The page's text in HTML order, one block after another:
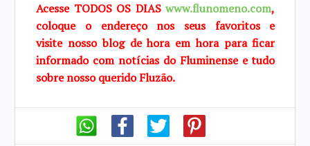
Acesse TODOS OS DIASwww.flunomeno.com,
coloque o endereço nos seus favoritos e
visite nosso blog dehora em hora para ficar
informado com notícias do Fluminense e tudo
sobrenosso queridoFluzão.